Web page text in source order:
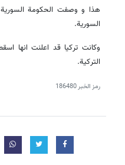
هذا و وصفت الحکومة السوریة
السوریة.
وکانت ترکیا قد اعلنت انها
الترکیة.
رمز الخبر186480